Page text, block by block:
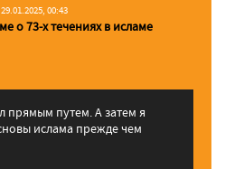
29.01.2025, 00:43
о 73-х течениях в исламе
прямым путем. А затем я
ислама прежде чем